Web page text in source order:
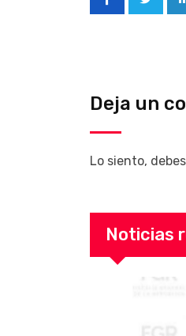
Deja un
Lo siento,
Noticias